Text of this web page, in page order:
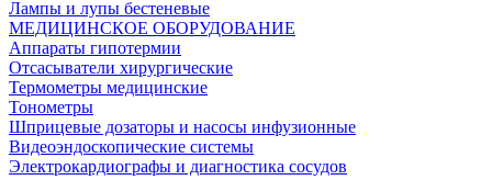
Лампы и лупы бестеневые
МЕДИЦИНСКОЕ ОБОРУДОВАНИЕ
Аппараты гипотермии
Отсасыватели хирургические
Термометры медицинские
Тонометры
Шприцевые дозаторы и насосы инфузионные
Видеоэндоскопические системы
Электрокардиографы и диагностика сосудов